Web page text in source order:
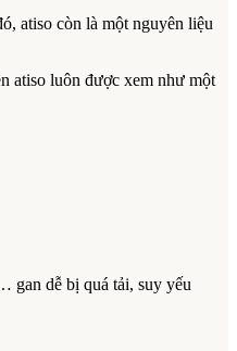
atiso còn là một nguyên liệu
atiso luôn được xem như một
gan dễ bị quá tải, suy yếu